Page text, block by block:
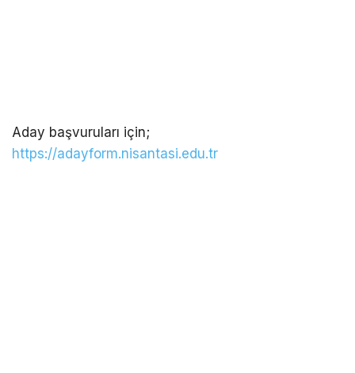
Aday başvuruları için;
https://adayform.nisantasi.edu.tr